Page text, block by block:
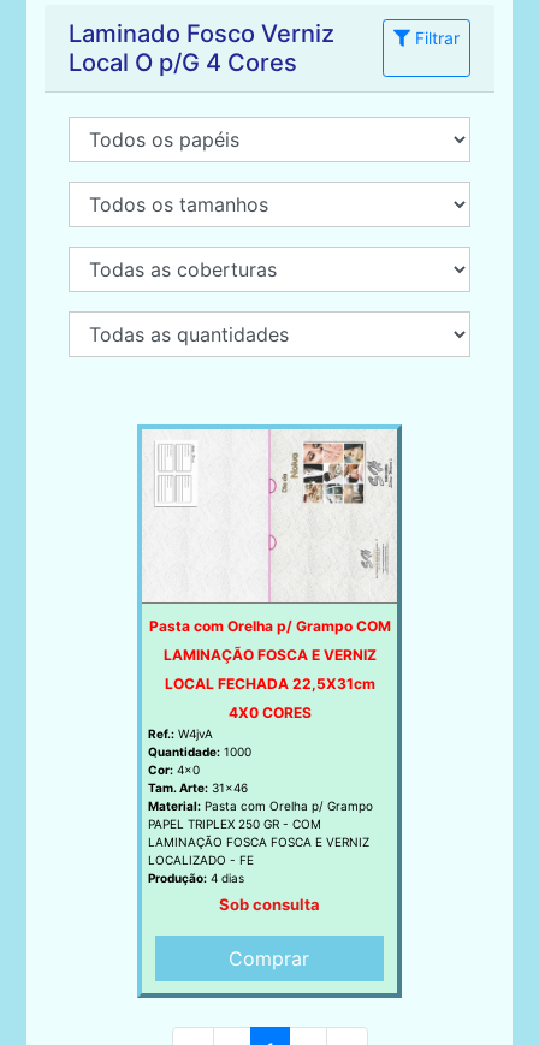
Laminado Fosco Verniz
Local O p/G 4 Cores
Filtrar
Pasta com Orelha p/ Grampo COM
LAMINAÇÃO FOSCA E VERNIZ
LOCAL FECHADA 22,5X31cm
4X0 CORES
Ref.: W4jvA
Quantidade: 1000
Cor: 4x0
Tam. Arte: 31x46
Material: Pasta com Orelha p/ Grampo
PAPEL TRIPLEX 250 GR - COM
LAMINAÇÃO FOSCA FOSCA E VERNIZ
LOCALIZADO - FE
Produção: 4 dias
Sob consulta
Comprar